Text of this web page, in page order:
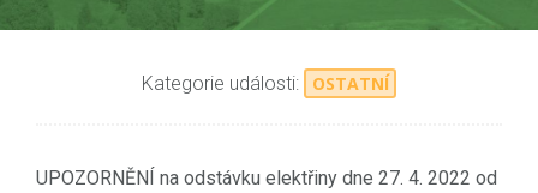
Kategorie události: OSTATNÍ
UPOZORNĚNÍ na odstávku elektřiny dne 27. 4. 2022 od